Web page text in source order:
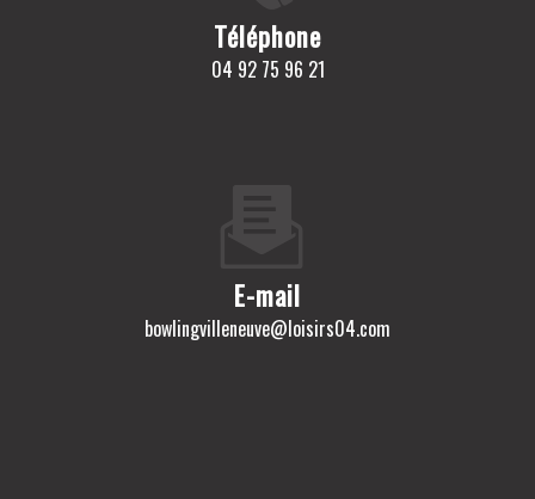
Téléphone
04 92 75 96 21
E-mail
bowlingvilleneuve@loisirs04.com